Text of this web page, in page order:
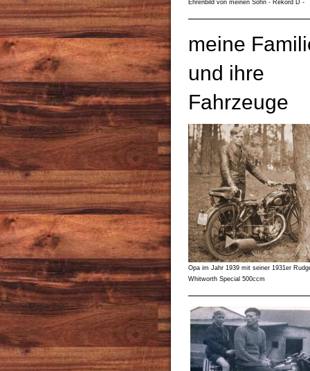
Ehrenbild von meinen Sohn - Rekord D -
meine
und ihre
Fahrzeuge
Opa im Jahr 1939 mit seiner 1931er
Whitworth Special 500ccm